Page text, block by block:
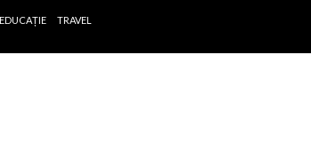
EDUCAȚIE
TRAVEL